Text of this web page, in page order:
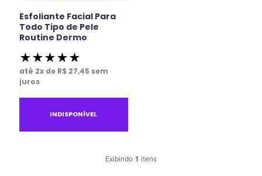
Esfoliante Facial Para
Todo Tipo de Pele
Routine Dermo
★★★★★
até 2x de R$ 27,45 sem
juros
INDISPONÍVEL
1